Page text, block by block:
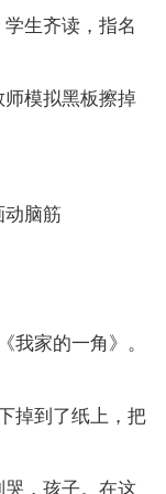
学生齐读，指名
师模拟黑板擦掉
动脑筋
我家的一角》。
掉到了纸上，把
哭，孩子。在这